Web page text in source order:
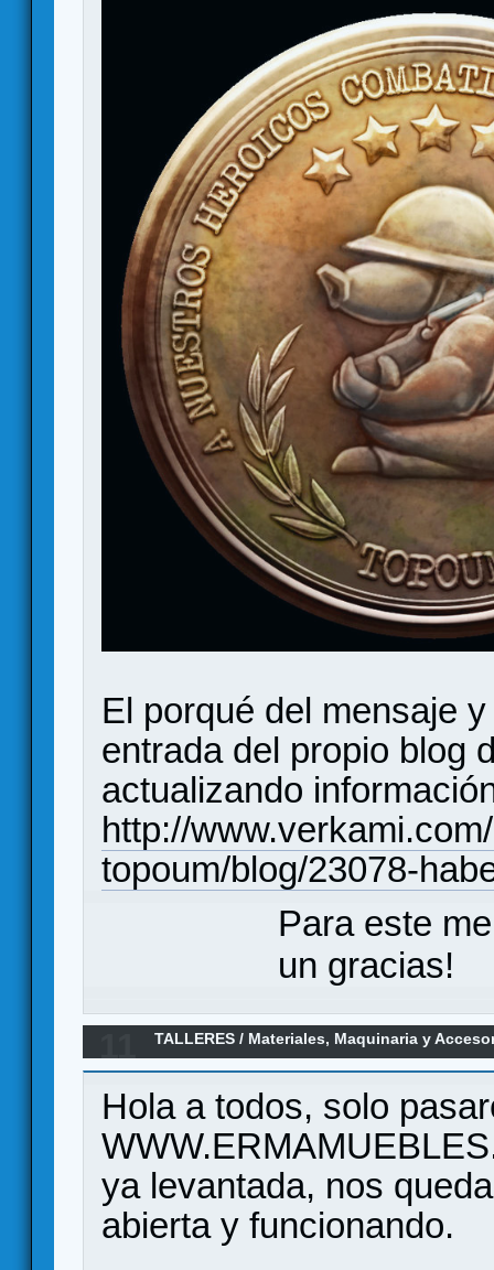
El porqué del mensaje
entrada del propio blog
actualizando
http://
topoum/blog/23078-
Para este
un gracias!
TALLERES / Materiales, Maquinaria y
Hola a todos, solo
ya levantada, nos
abierta y funcionando.